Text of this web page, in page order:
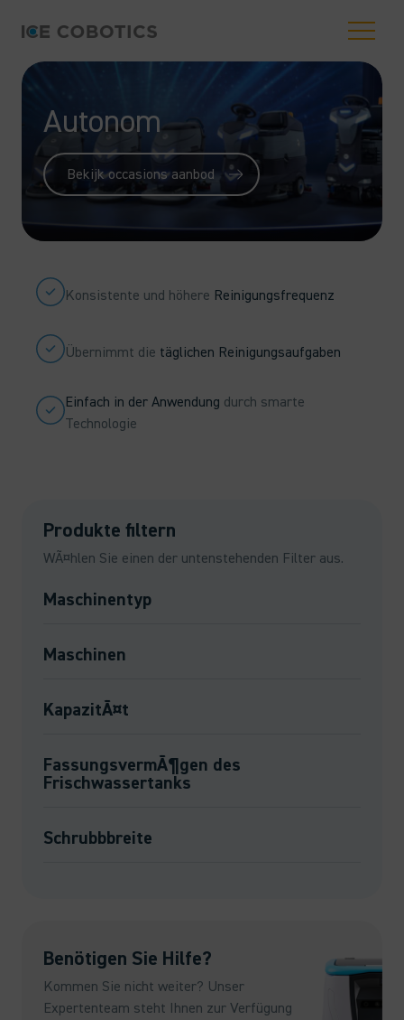
Autonom
Bekijk occasions aanbod
Konsistente und höhere Reinigungsfrequenz
Übernimmt die täglichen Reinigungsaufgaben
Einfach in der Anwendung durch smarte
Technologie
Produkte filtern
WÃ¤hlen Sie einen der untenstehenden Filter aus.
Maschinentyp
Maschinen
KapazitÃ¤t
FassungsvermÃ¶gen des
Frischwassertanks
Schrubbbreite
Benötigen Sie Hilfe?
Kommen Sie nicht weiter? Unser
Expertenteam steht Ihnen zur Verfügung